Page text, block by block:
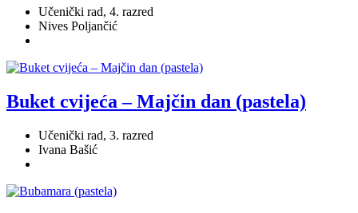
Učenički rad, 4. razred
Nives Poljančić
Buket cvijeća – Majčin dan (pastela)
Učenički rad, 3. razred
Ivana Bašić